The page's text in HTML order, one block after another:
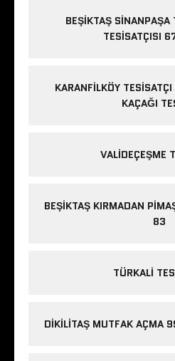
BEŞIKTAŞ SINANPAŞA
TESISATÇISI
KARANFILKÖY
KAÇAĞI
VALIDEÇEŞME
BEŞIKTAŞ KIRMADAN
83
TÜRKALI
DIKILITAŞ MUTFAK